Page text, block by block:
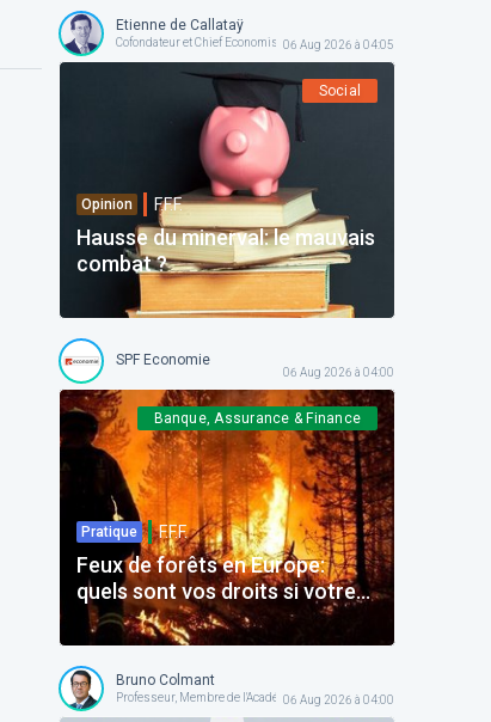
Etienne de Callataÿ
Cofondateur et Chief Economist @ Orcadia Asset Management
06 Aug 2026 à 04:05
Social
Opinion F.F.F.
Hausse du minerval: le mauvais
combat ?
SPF Economie
06 Aug 2026 à 04:00
Banque, Assurance & Finance
Pratique F.F.F.
Feux de forêts en Europe:
quels sont vos droits si votre
voyage est impacté ?
Bruno Colmant
Professeur, Membre de l'Académie Royale06 Aug 2026 à 04:00